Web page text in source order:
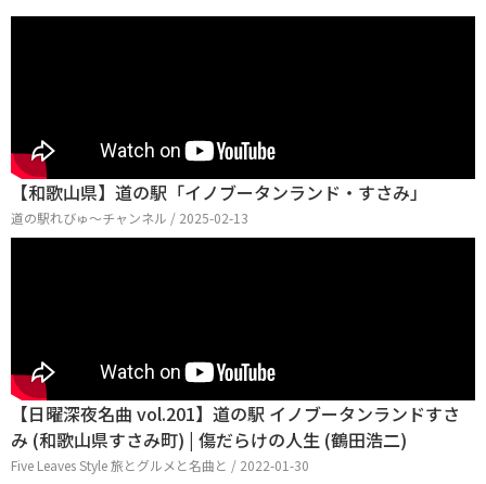
【和歌山県】道の駅「イノブータンランド・すさみ」
道の駅れびゅ〜チャンネル / 2025-02-13
【日曜深夜名曲 vol.201】道の駅 イノブータンランドすさ
み (和歌山県すさみ町) | 傷だらけの人生 (鶴田浩二)
Five Leaves Style 旅とグルメと名曲と / 2022-01-30